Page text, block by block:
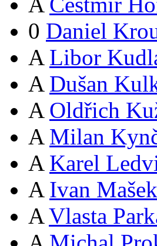
0 Daniel
A Libor
A Dušan
A Oldřich
A Milan
A Karel
A Ivan Mašek
A Vlasta